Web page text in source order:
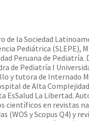
de la Sociedad
Pediátrica (SLEPE),
Peruana de Pediatría.
de Pediatría I
y tutora de Internado
de Alta
EsSalud La Libertad.
científicos en revistas
(WOS y Scopus Q4) y